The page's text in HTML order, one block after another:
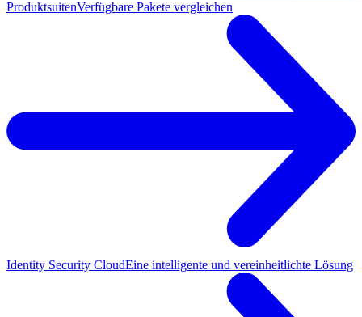
ProduktsuitenVerfügbare Pakete vergleichen
Identity Security CloudEine intelligente und vereinheitlichte Lösung